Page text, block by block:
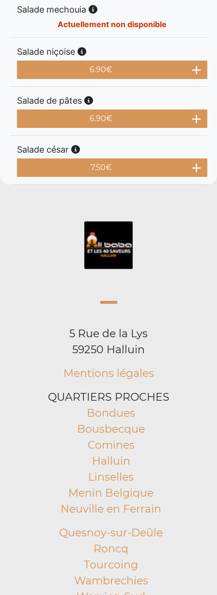
Salade mechouia
Actuellement non disponible
Salade niçoise
6.90€
Salade de pâtes
6.90€
Salade césar
7.50€
5 Rue de la Lys
59250 Halluin
Mentions légales
QUARTIERS PROCHES
Bondues
Bousbecque
Comines
Halluin
Linselles
Menin Belgique
Neuville en Ferrain
Quesnoy-sur-Deûle
Roncq
Tourcoing
Wambrechies